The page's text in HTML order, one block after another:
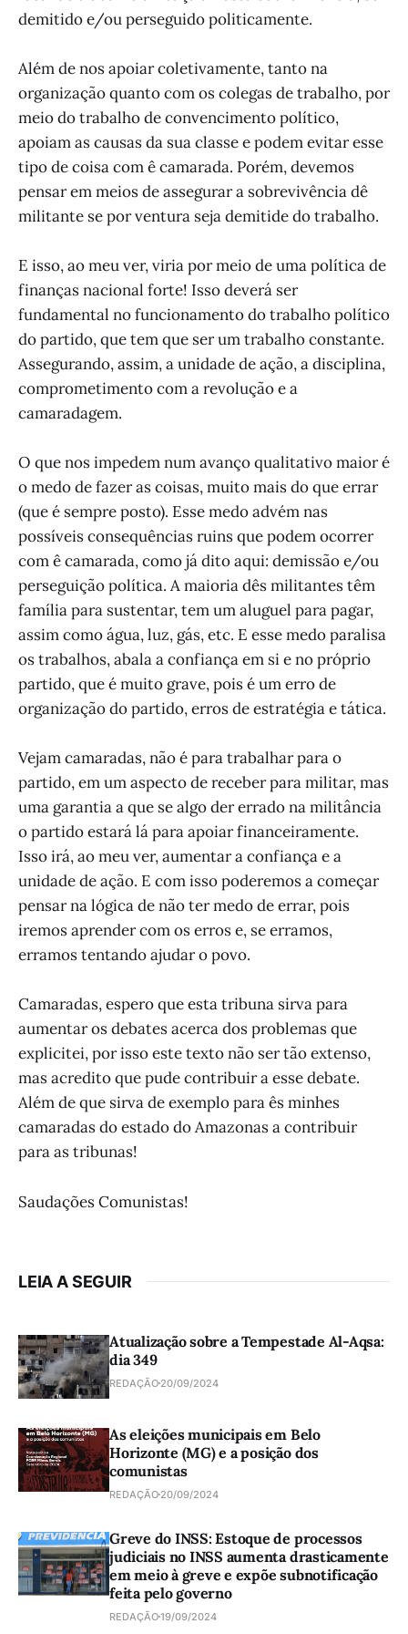
demitido e/ou perseguido politicamente.
Além de nos apoiar coletivamente, tanto na
organização quanto com os colegas de trabalho, por
meio do trabalho de convencimento político,
apoiam as causas da sua classe e podem evitar esse
tipo de coisa com ê camarada. Porém, devemos
pensar em meios de assegurar a sobrevivência dê
militante se por ventura seja demitide do trabalho.
E isso, ao meu ver, viria por meio de uma política de
finanças nacional forte! Isso deverá ser
fundamental no funcionamento do trabalho político
do partido, que tem que ser um trabalho constante.
Assegurando, assim, a unidade de ação, a disciplina,
comprometimento com a revolução e a
camaradagem.
O que nos impedem num avanço qualitativo maior é
o medo de fazer as coisas, muito mais do que errar
(que é sempre posto). Esse medo advém nas
possíveis consequências ruins que podem ocorrer
com ê camarada, como já dito aqui: demissão e/ou
perseguição política. A maioria dês militantes têm
família para sustentar, tem um aluguel para pagar,
assim como água, luz, gás, etc. E esse medo paralisa
os trabalhos, abala a confiança em si e no próprio
partido, que é muito grave, pois é um erro de
organização do partido, erros de estratégia e tática.
Vejam camaradas, não é para trabalhar para o
partido, em um aspecto de receber para militar, mas
uma garantia a que se algo der errado na militância
o partido estará lá para apoiar financeiramente.
Isso irá, ao meu ver, aumentar a confiança e a
unidade de ação. E com isso poderemos a começar
pensar na lógica de não ter medo de errar, pois
iremos aprender com os erros e, se erramos,
erramos tentando ajudar o povo.
Camaradas, espero que esta tribuna sirva para
aumentar os debates acerca dos problemas que
explicitei, por isso este texto não ser tão extenso,
mas acredito que pude contribuir a esse debate.
Além de que sirva de exemplo para ês minhes
camaradas do estado do Amazonas a contribuir
para as tribunas!
Saudações Comunistas!
LEIA A SEGUIR
Atualização sobre a Tempestade Al-Aqsa:
dia 349
REDAÇÃO 20/09/2024
As eleições municipais em Belo
Horizonte (MG) e a posição dos
comunistas
REDAÇÃO 20/09/2024
Greve do INSS: Estoque de processos
judiciais no INSS aumenta drasticamente
em meio à greve e expõe subnotificação
feita pelo governo
REDAÇÃO19/09/2024